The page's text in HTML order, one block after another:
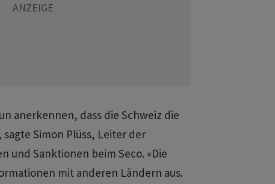
anerkennen, dass die Schweiz die
Simon Plüss, Leiter der
und Sanktionen beim Seco. «Die
mit anderen Ländern aus.